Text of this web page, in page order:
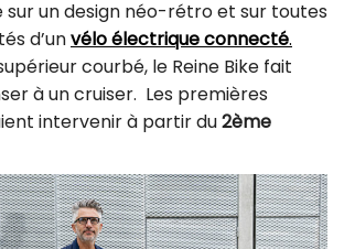
sur un design néo-rétro et sur toutes
d’unvélo électrique connecté.
courbé, le Reine Bike fait
à un cruiser. Les premières
intervenir à partir du2ème